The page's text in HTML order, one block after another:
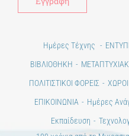
Ημέρες Τέχνης
ΒΙΒΛΙΟΘΗΚΗ
ΠΟΛΙΤΙΣΤΙΚΟΙ ΦΟΡΕΙΣ
ΕΠΙΚΟΙΝΩΝΙΑ
Ημέρες
Εκπαίδευση